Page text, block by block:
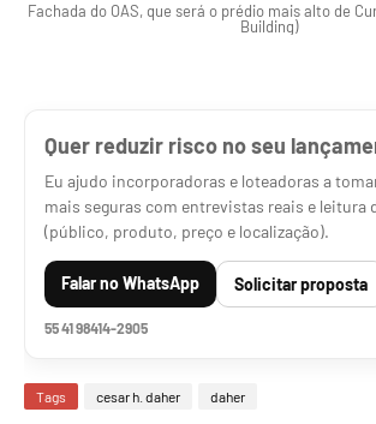
Fachada do OAS, que será o prédio mais alto de
Building)
Quer reduzir risco no seu
Eu ajudo incorporadoras e loteadoras a
mais seguras com entrevistas reais e leitura
(público, produto, preço e localização).
Falar no WhatsApp Solicitar proposta
55 41 98414-2905
Tags cesar h. daher daher